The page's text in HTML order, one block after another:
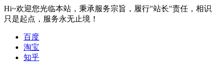
Hi~欢迎您光临本站，秉承服务宗旨，履行"站长"责任，相识
只是起点，服务永无止境！
百度
淘宝
知乎